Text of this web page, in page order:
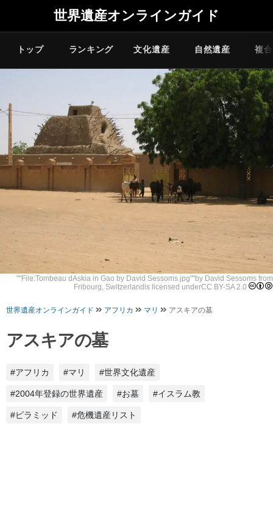
世界遺産オンラインガイド
トップ ランキング 文化遺産 自然遺産 複
""File:Tombeau dAskia in Gao by David Sessoms.jpg""by David Sessoms from
Fribourg, Switzerland is licensed underCC BY-SA 2.0
世界遺産オンラインガイド アフリカ マリ アスキアの墓
アスキアの墓
#アフリカ #マリ #世界文化遺産
#2004年登録の世界遺産 #お墓 #イスラム教
#ピラミッド #危機遺産リスト